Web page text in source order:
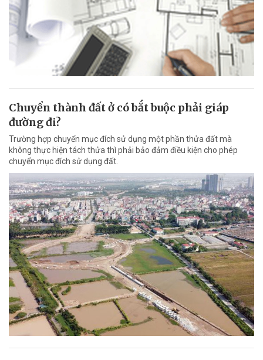
Chuyển thành đất ở có bắt buộc phải giáp
đường đi?
Trường hợp chuyển mục đích sử dụng một phần thửa đất mà
không thực hiện tách thửa thì phải bảo đảm điều kiện cho phép
chuyển mục đích sử dụng đất.